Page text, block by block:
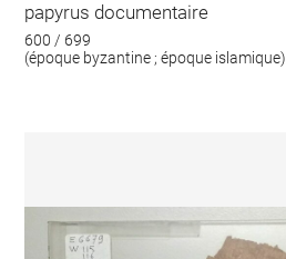
papyrus documentaire
600 / 699
(époque byzantine ; époque islamique)